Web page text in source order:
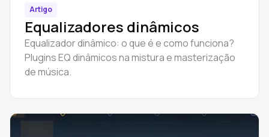
Artigo
Equalizadores dinâmicos
Equalizador dinâmico: o que é e como funciona?
Plugins EQ dinâmicos na mistura e masterização
de música.